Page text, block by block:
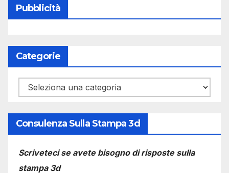
Pubblicità
Categorie
Categorie
Consulenza Sulla Stampa 3d
Scriveteci se avete bisogno di risposte sulla
stampa 3d